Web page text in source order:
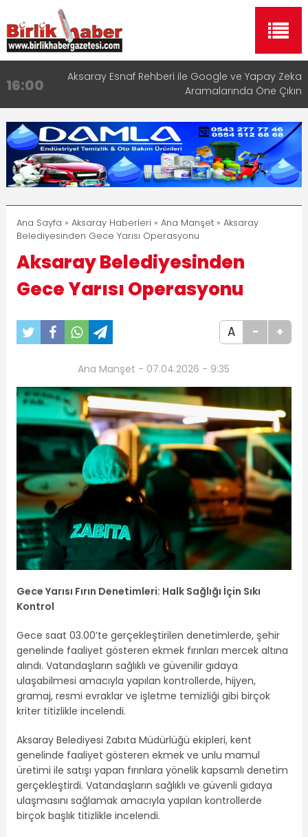
16:00
Aksaray Esnaf Rehberi ile Google ve Yapay Zeka
Aramalarında Öne Çıkın
8:23 Aksaray Esnaf Rehberi Hizmete Girdi
11:30
Birlikhaber.com Yayın Hayatına Başladı | Hızlı ve
Akıllı Haber Platformu
13:33 Taşımacılıkta Dijital Devrim: Rota Sepetim
17:15
Aksaray OSB Bölge Müdürü Makam Koltuğunu
Çocuklara Bıraktı
Ana Sayfa » Aksaray Haberleri » Ana Manşet» Aksaray
Belediyesinden Gece Yarısı Operasyonu
Aksaray Belediyesinden
Gece Yarısı Operasyonu
A - +
Ana Manşet - 07.04.2026 - 9:35
Gece Yarısı Fırın Denetimleri: Halk Sağlığı İçin Sıkı
Kontrol
Gece saat 03.00’te gerçekleştirilen denetimlerde, şehir
genelinde faaliyet gösteren ekmek fırınları mercek altına
alındı. Vatandaşların sağlıklı ve güvenilir gıdaya
ulaşabilmesi amacıyla yapılan kontrollerde, hijyen,
gramaj, resmi evraklar ve işletme temizliği gibi birçok
kriter titizlikle incelendi.
Aksaray Belediyesi Zabıta Müdürlüğü ekipleri, kent
genelinde faaliyet gösteren ekmek ve unlu mamul
üretimi ile satışı yapan fırınlara yönelik kapsamlı denetim
gerçekleştirdi. Vatandaşların sağlıklı ve güvenli gıdaya
ulaşmasını sağlamak amacıyla yapılan kontrollerde
birçok başlık titizlikle incelendi.